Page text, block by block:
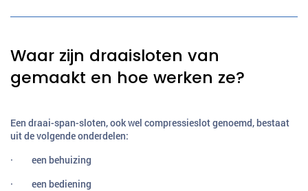
Waar zijn draaisloten van
gemaakt en hoe werken ze?
Een draai-span-sloten, ook wel compressieslot genoemd, bestaat
uit de volgende onderdelen:
· een behuizing
· een bediening